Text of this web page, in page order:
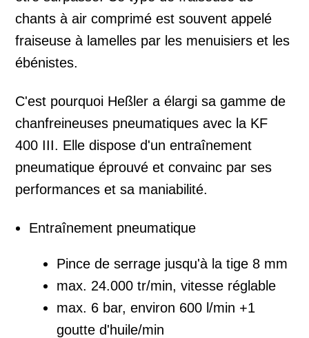
chants à air comprimé est souvent appelé
fraiseuse à lamelles par les menuisiers et les
ébénistes.
C'est pourquoi Heßler a élargi sa gamme de
chanfreineuses pneumatiques avec la KF
400 III. Elle dispose d'un entraînement
pneumatique éprouvé et convainc par ses
performances et sa maniabilité.
Entraînement pneumatique
Pince de serrage jusqu'à la tige 8 mm
max. 24.000 tr/min, vitesse réglable
max. 6 bar, environ 600 l/min +1
goutte d'huile/min